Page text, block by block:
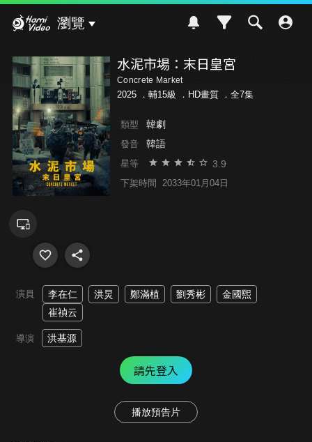
瀏覽
水泥市場：末日皇宮
Concrete Market
2025 ． 輔15級 ．HD畫質 ．全7集
類型 韓劇
發音 韓語
星等 3.9
下架時間 2033年01月04日
演員 李在仁 洪炅 鄭滿植 劉秀彬
金國煕
崔禎云
導演 洪基源
請先登入
播放預告片